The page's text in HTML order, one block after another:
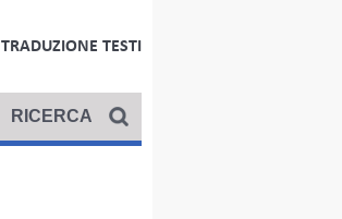
TRADUZIONE TESTI